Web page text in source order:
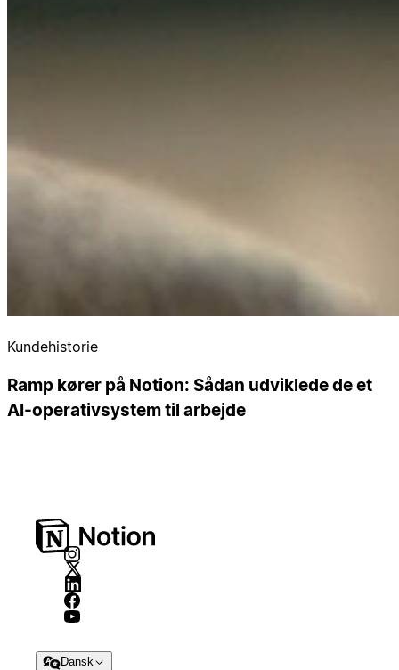
Kundehistorie
Ramp kører på Notion: Sådan udviklede de et
AI-operativsystem til arbejde
Dansk